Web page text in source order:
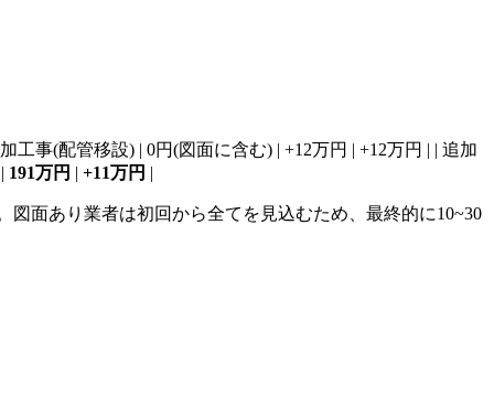
工事(配管移設) | 0円(図面に含む) | +12万円 | +12万円 | | 追加
| 191万円 | +11万円 |
面あり業者は初回から全てを見込むため、最終的に10~30